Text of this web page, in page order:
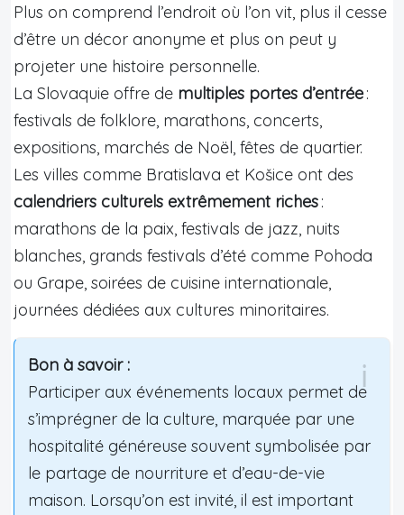
Plus on comprend l’endroit où l’on vit, plus il cesse
d’être un décor anonyme et plus on peut y
projeter une histoire personnelle.
La Slovaquie offre de multiples portes d’entrée:
festivals de folklore, marathons, concerts,
expositions, marchés de Noël, fêtes de quartier.
Les villes comme Bratislava et Košice ont des
calendriers culturels extrêmement riches:
marathons de la paix, festivals de jazz, nuits
blanches, grands festivals d’été comme Pohoda
ou Grape, soirées de cuisine internationale,
journées dédiées aux cultures minoritaires.
Bon à savoir :
Participer aux événements locaux permet de
s’imprégner de la culture, marquée par une
hospitalité généreuse souvent symbolisée par
le partage de nourriture et d’eau-de-vie
maison. Lorsqu’on est invité, il est important